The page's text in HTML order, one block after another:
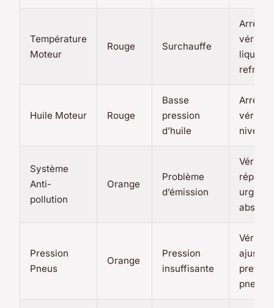
Température
Moteur
Rouge Surchauffe
Arrêter
vérifier
liquide
Huile Moteur Rouge
Basse
pression
d’huile
Arrêter
vérifier
niveau
Système
Anti-
pollution
Orange
Problème
d’émission
Vérifier
absolue
Pression
Pneus
Orange
Pression
insuffisante
Vérifier
ajuster
pneus